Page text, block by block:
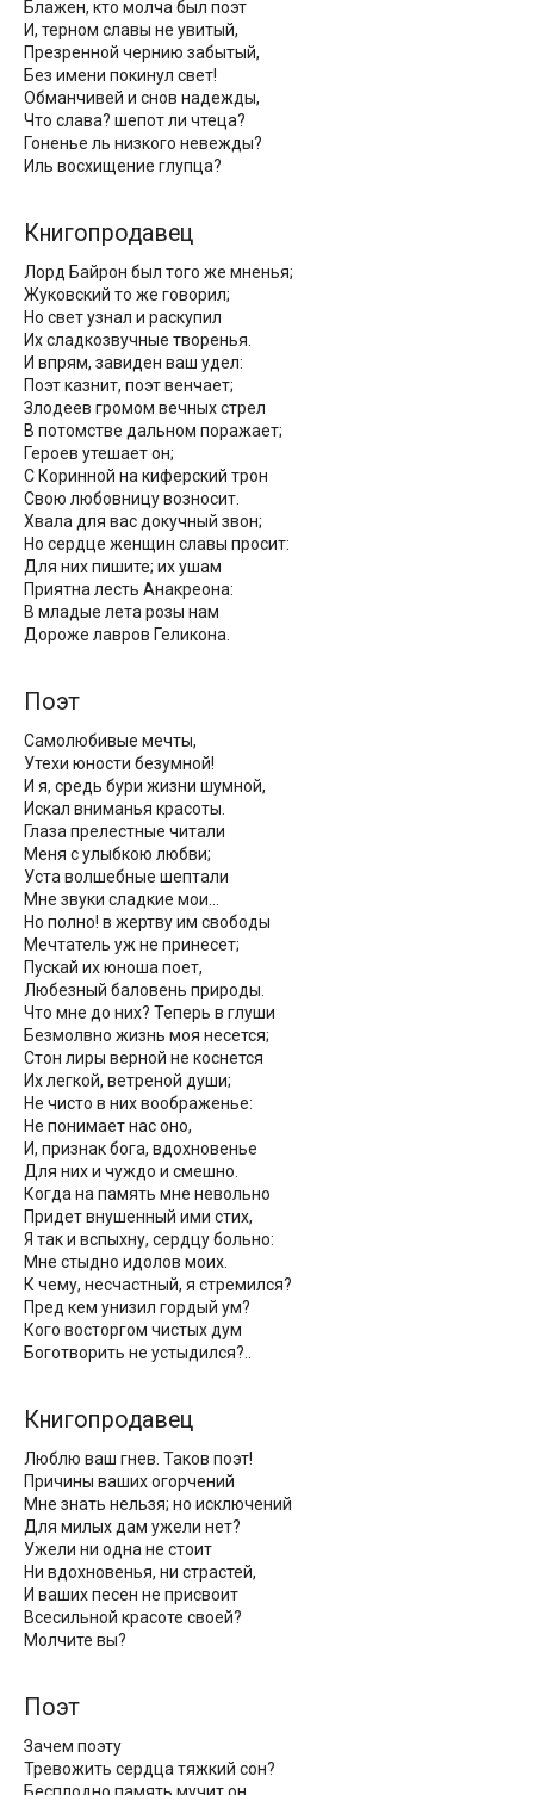
Блажен, кто молча был поэт
И, терном славы не увитый,
Презренной чернию забытый,
Без имени покинул свет!
Обманчивей и снов надежды,
Что слава? шепот ли чтеца?
Гоненье ль низкого невежды?
Иль восхищение глупца?
Книгопродавец
Лорд Байрон был того же мненья;
Жуковский то же говорил;
Но свет узнал и раскупил
Их сладкозвучные творенья.
И впрям, завиден ваш удел:
Поэт казнит, поэт венчает;
Злодеев громом вечных стрел
В потомстве дальном поражает;
Героев утешает он;
С Коринной на киферский трон
Свою любовницу возносит.
Хвала для вас докучный звон;
Но сердце женщин славы просит:
Для них пишите; их ушам
Приятна лесть Анакреона:
В младые лета розы нам
Дороже лавров Геликона.
Поэт
Самолюбивые мечты,
Утехи юности безумной!
И я, средь бури жизни шумной,
Искал вниманья красоты.
Глаза прелестные читали
Меня с улыбкою любви;
Уста волшебные шептали
Мне звуки сладкие мои…
Но полно! в жертву им свободы
Мечтатель уж не принесет;
Пускай их юноша поет,
Любезный баловень природы.
Что мне до них? Теперь в глуши
Безмолвно жизнь моя несется;
Стон лиры верной не коснется
Их легкой, ветреной души;
Не чисто в них воображенье:
Не понимает нас оно,
И, признак бога, вдохновенье
Для них и чуждо и смешно.
Когда на память мне невольно
Придет внушенный ими стих,
Я так и вспыхну, сердцу больно:
Мне стыдно идолов моих.
К чему, несчастный, я стремился?
Пред кем унизил гордый ум?
Кого восторгом чистых дум
Боготворить не устыдился?..
Книгопродавец
Люблю ваш гнев. Таков поэт!
Причины ваших огорчений
Мне знать нельзя; но исключений
Для милых дам ужели нет?
Ужели ни одна не стоит
Ни вдохновенья, ни страстей,
И ваших песен не присвоит
Всесильной красоте своей?
Молчите вы?
Поэт
Зачем поэту
Тревожить сердца тяжкий сон?
Бесплодно память мучит он.